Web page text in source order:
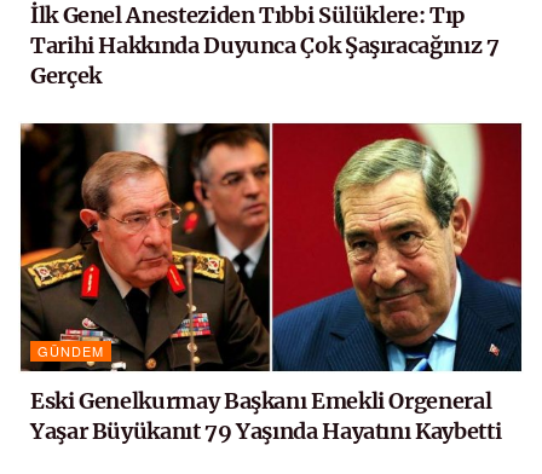
İlk Genel Anesteziden Tıbbi Sülüklere: Tıp
Tarihi Hakkında Duyunca Çok Şaşıracağınız 7
Gerçek
GÜNDEM
Eski Genelkurmay Başkanı Emekli Orgeneral
Yaşar Büyükanıt 79 Yaşında Hayatını Kaybetti